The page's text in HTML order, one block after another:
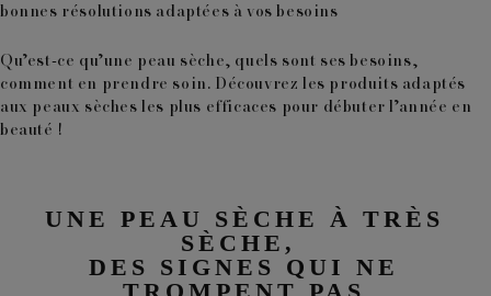
bonnes résolutions adaptées à vos besoins
Qu’est-ce qu’une peau sèche, quels sont ses besoins,
comment en prendre soin. Découvrez les produits adaptés
aux peaux sèches les plus efficaces pour débuter l’année en
beauté !
UNE PEAU SÈCHE À TRÈS
SÈCHE,
DES SIGNES QUI NE